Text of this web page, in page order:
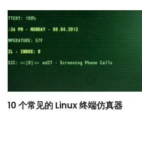
10 个常见的 Linux 终端仿真器